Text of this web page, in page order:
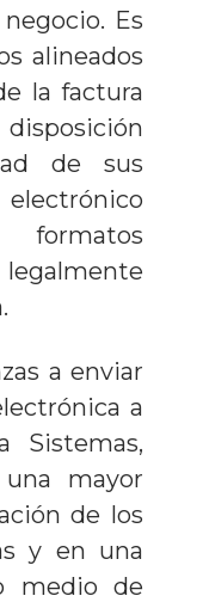
Es
alineados
la factura
de sus
a enviar
a
Sistemas,
mayor
de los
y en una
medio de